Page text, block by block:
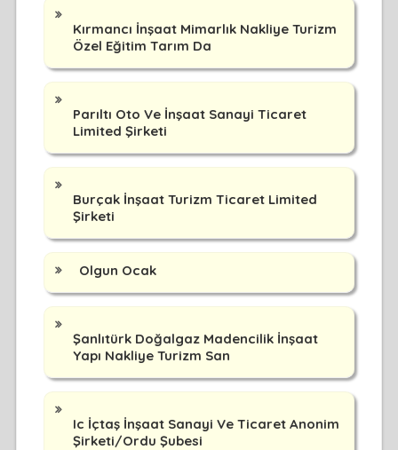
Kırmancı İnşaat Mimarlık Nakliye Turizm
Özel Eğitim Tarım Da
Parıltı Oto Ve İnşaat Sanayi Ticaret
Limited Şirketi
Burçak İnşaat Turizm Ticaret Limited
Şirketi
Olgun Ocak
Şanlıtürk Doğalgaz Madencilik İnşaat
Yapı Nakliye Turizm San
Ic İçtaş İnşaat Sanayi Ve Ticaret Anonim
Şirketi/Ordu Şubesi